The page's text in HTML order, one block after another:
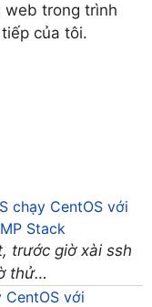
web trong trình
của tôi.
chạy CentOS với
Stack
trước giờ xài ssh
thử…
CentOS với